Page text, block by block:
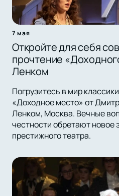
7 мая
Откройте для себя
прочтение
Ленком
Погрузитесь в мир
«Доходное место» от
Ленком, Москва. Вечные
честности обретают новое
престижного театра.